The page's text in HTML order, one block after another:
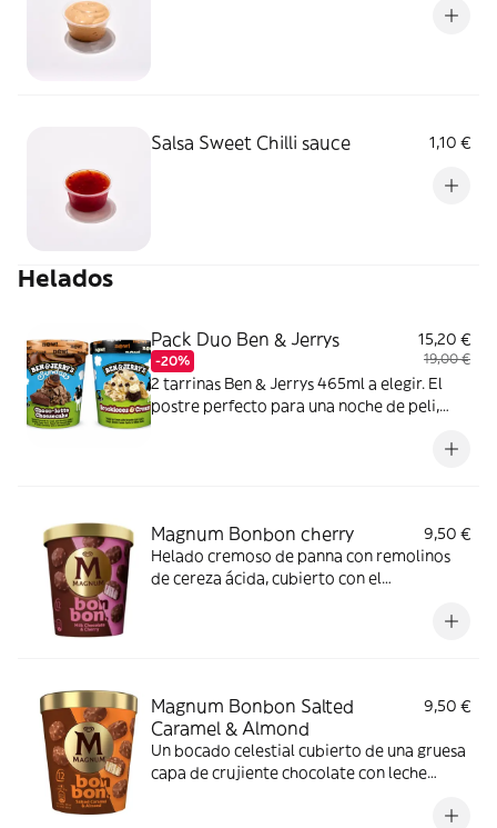
Salsa Sweet Chilli sauce 1,10 €
Helados
Pack Duo Ben & Jerrys
-20%
15,20 €
19,00 €
2 tarrinas Ben & Jerrys 465ml a elegir. El
postre perfecto para una noche de peli,
Magnum Bonbon cherry
9,50 €
Helado cremoso de panna con remolinos
de cereza ácida, cubierto con el
Magnum Bonbon Salted
Caramel & Almond
9,50 €
Un bocado celestial cubierto de una gruesa
capa de crujiente chocolate con leche
tostadas. Descubre el cremoso helado de